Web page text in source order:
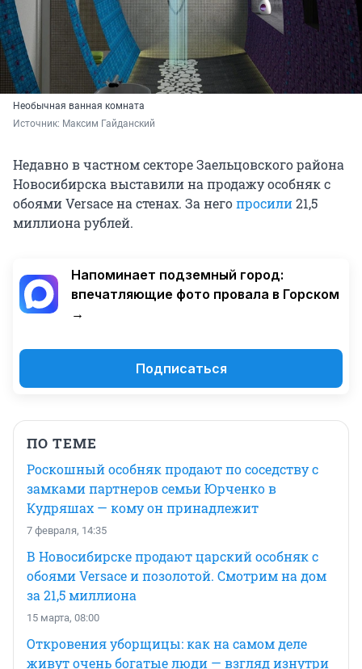
Необычная ванная комната
Источник: Максим Гайданский
Недавно в частном секторе Заельцовского района
Новосибирска выставили на продажу особняк с
обоями Versace на стенах. За негопросили21,5
миллиона рублей.
Напоминает подземный город:
впечатляющие фото провала в Горском
→
Подписаться
ПО ТЕМЕ
Роскошный особняк продают по соседству с
замками партнеров семьи Юрченко в
Кудряшах — кому он принадлежит
7 февраля, 14:35
В Новосибирске продают царский особняк с
обоями Versace и позолотой. Смотрим на дом
за 21,5 миллиона
15 марта, 08:00
Откровения уборщицы: как на самом деле
живут очень богатые люди — взгляд изнутри